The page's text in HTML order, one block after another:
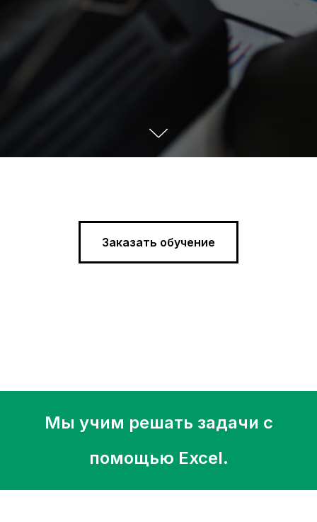
Заказать обучение
Мы учим решать задачи с
помощью Excel.